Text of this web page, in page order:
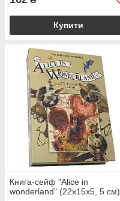
Купити
Книга-сейф "Alice in
wonderland" (22х15х5, 5 см)